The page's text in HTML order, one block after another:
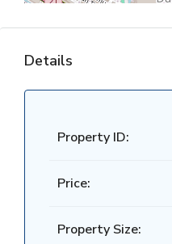
Details
Property ID:
Price:
Property Size: